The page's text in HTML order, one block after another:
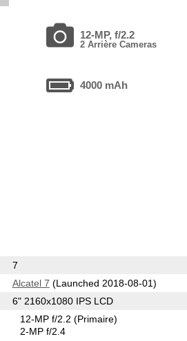
12-MP, f/2.2
2 Arrière Cameras
4000 mAh
7
Alcatel 7 (Launched 2018-08-01)
6" 2160x1080 IPS LCD
12-MP f/2.2(Primaire)
2-MP f/2.4